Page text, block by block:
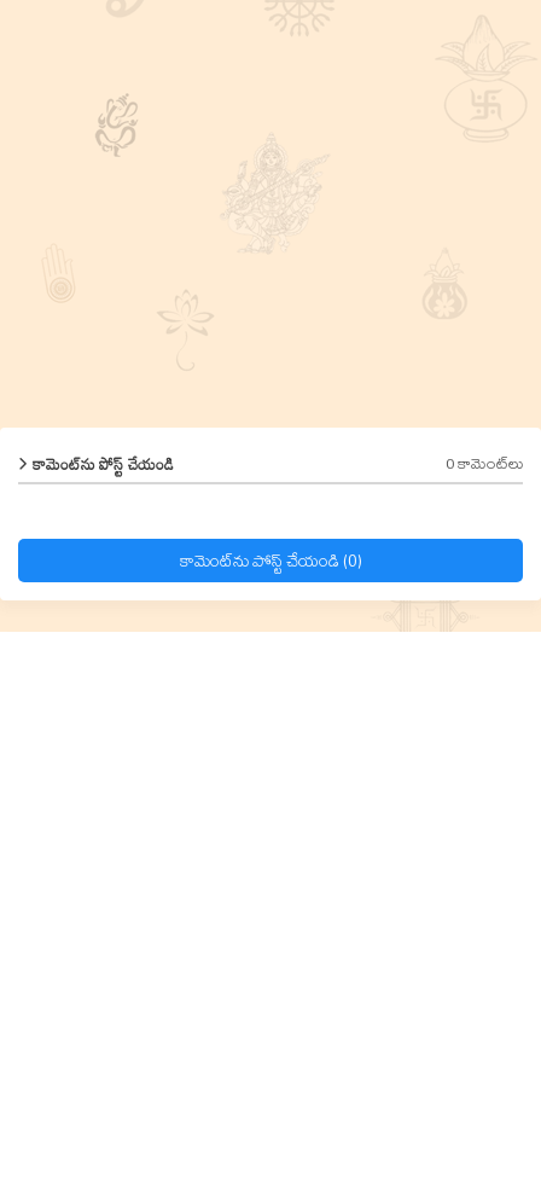
కామెంట్‌ను పోస్ట్ చేయండి 0 కామెంట్‌లు
కామెంట్‌ను పోస్ట్ చేయండి (0)